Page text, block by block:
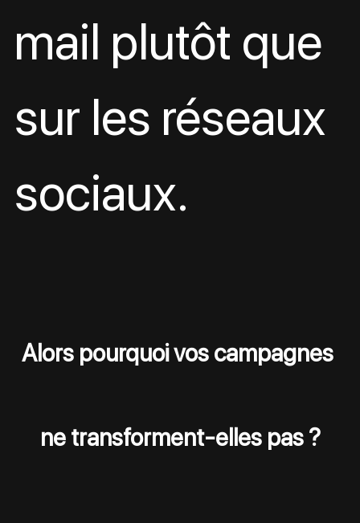
mail plutôt que
sur les réseaux
sociaux.
Alors pourquoi vos campagnes
ne transforment-elles pas ?